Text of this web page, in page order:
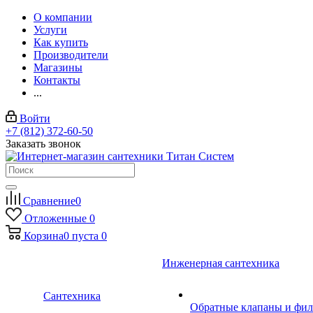
О компании
Услуги
Как купить
Производители
Магазины
Контакты
...
Войти
+7 (812) 372-60-50
Заказать звонок
Сравнение0
Отложенные 0
Корзина0 пуста 0
Сантехника
Инженерная сантехника
Обратные клапаны и